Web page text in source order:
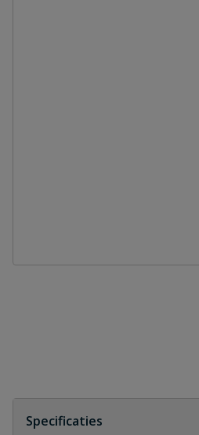
Specificaties